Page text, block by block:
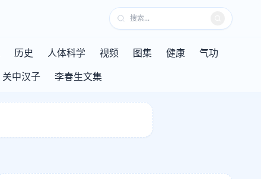
历史 人体科学 视频 图集 健康
气功
关中汉子 李春生文集